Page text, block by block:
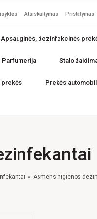
Atsiskaitymas Pristatymas
Apsauginės, dezinfekcinės
Parfumerija Stalo
prekės Prekės
Asmens higienos